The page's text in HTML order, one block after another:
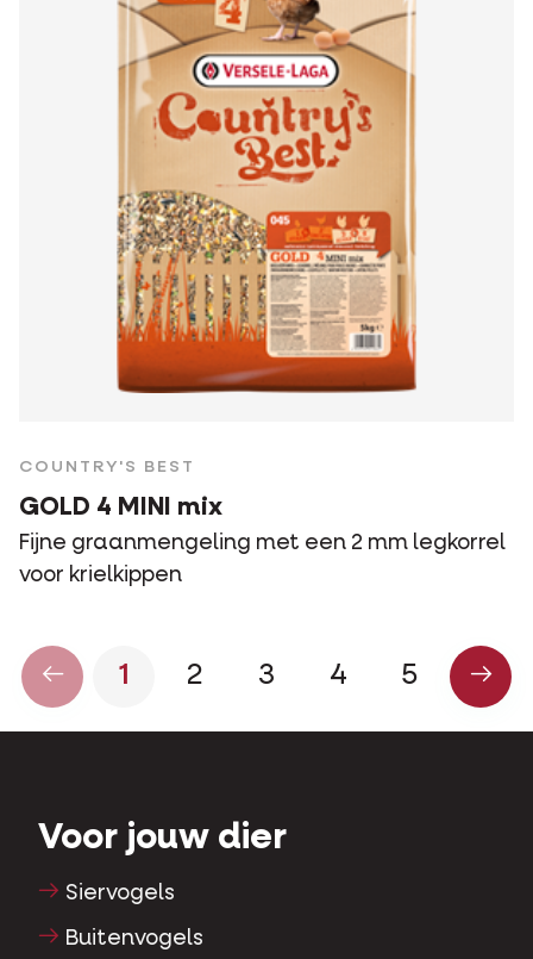
COUNTRY'S BEST
GOLD 4 MINI mix
Fijne graanmengeling met een 2 mm legkorrel
voor krielkippen
1 2 3 4 5
Voor jouw dier
Siervogels
Buitenvogels